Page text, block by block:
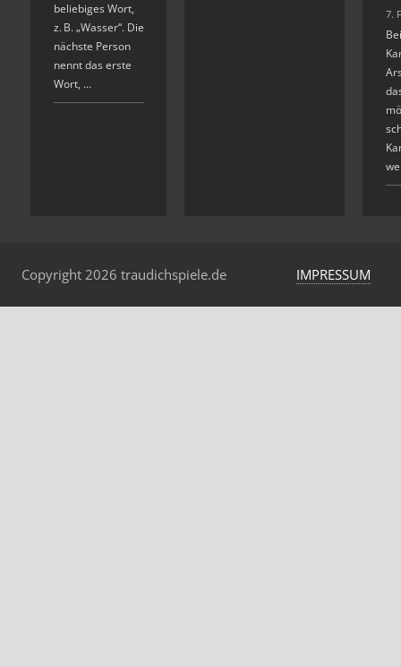
beliebiges Wort,
z. B. „Wasser“. Die
nächste Person
nennt das erste
Wort, …
7.
Copyright 2026 traudichspiele.de IMPRESSUM